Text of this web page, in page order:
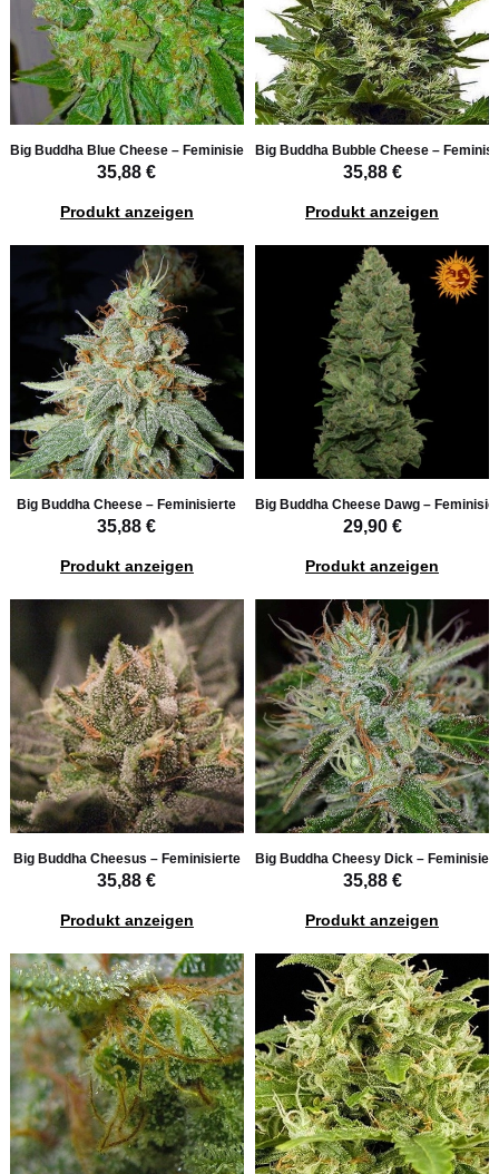
Big Buddha Blue Cheese – Feminisierte
35,88 €
Produkt anzeigen
Big Buddha Bubble Cheese –
35,88 €
Produkt anzeigen
Big Buddha Cheese – Feminisierte
35,88 €
Produkt anzeigen
Big Buddha Cheese Dawg –
29,90 €
Produkt anzeigen
Big Buddha Cheesus – Feminisierte
35,88 €
Produkt anzeigen
Big Buddha Cheesy Dick –
35,88 €
Produkt anzeigen